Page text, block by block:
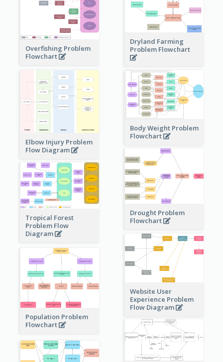
Overfishing Problem
Flowchart
Dryland Farming
Problem Flowchart
Elbow Injury Problem
Flow Diagram
Body Weight Problem
Flowchart
Drought Problem
Flowchart
Tropical Forest
Problem Flow
Diagram
Website User
Experience Problem
Flow Diagram
Population Problem
Flowchart